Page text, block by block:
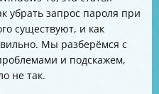
пароля
и
и как их избежать
отключения пароля
убрать запрос пароля при
существуют, и как
Мы разберёмся с
и подскажем,
не так.